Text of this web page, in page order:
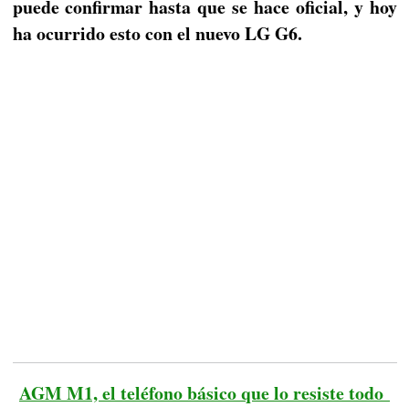
puede confirmar hasta que se hace oficial, y hoy
ha ocurrido esto con el nuevo LG G6.
AGM M1, el teléfono básico que lo resiste todo